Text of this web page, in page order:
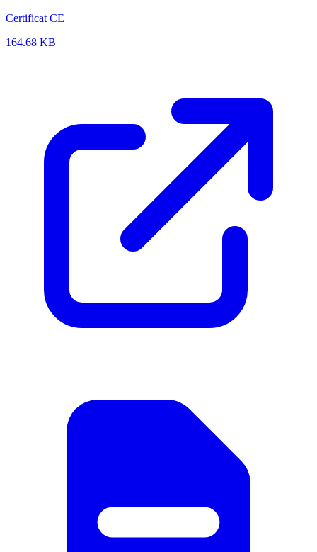
Certificat CE
164.68 KB